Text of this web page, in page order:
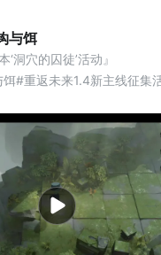
与饵
洞穴的囚徒’活动』
#重返未来1.4新主线征集